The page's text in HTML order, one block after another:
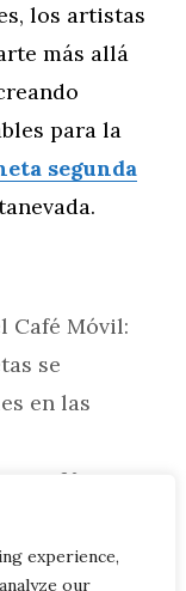
experience,
our
los artistas
más allá
para la
segunda
Café Móvil:
se
en las
Un
utilizan
vegana